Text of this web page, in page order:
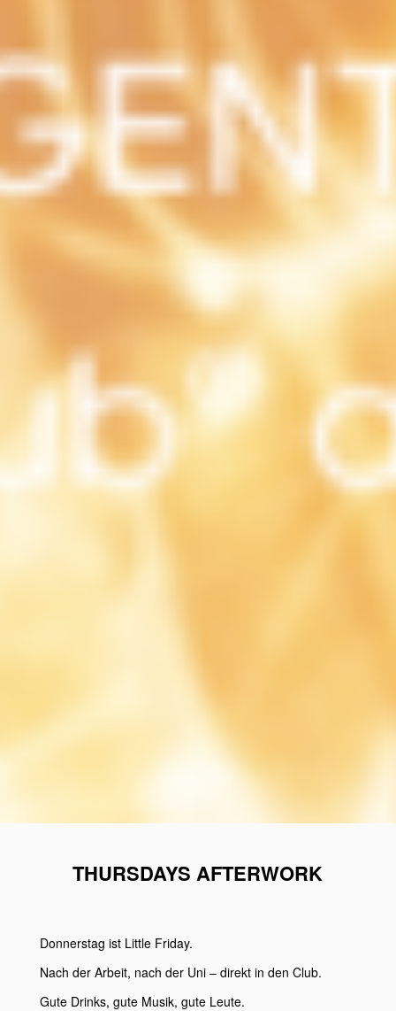
THURSDAYS AFTERWORK
Donnerstag ist Little Friday.
Nach der Arbeit, nach der Uni – direkt in den Club.
Gute Drinks, gute Musik, gute Leute.